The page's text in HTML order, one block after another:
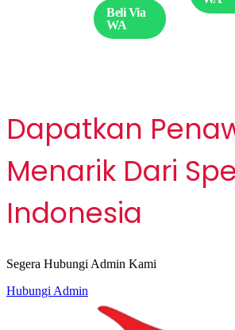
Beli Via
WA
Dapatkan
Menarik Dari
Indonesia
Segera Hubungi Admin Kami
Hubungi Admin